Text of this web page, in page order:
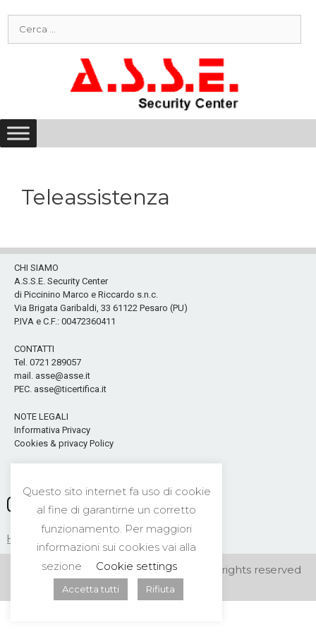
Teleassistenza
CHI SIAMO
A.S.S.E. Security Center
di Piccinino Marco e Riccardo s.n.c.
Via Brigata Garibaldi, 33 61122 Pesaro (PU)
P.IVA e C.F.: 00472360411
CONTATTI
Tel. 0721 289057
mail. asse@asse.it
PEC. asse@ticertifica.it
NOTE LEGALI
Informativa Privacy
Cookies & privacy Policy
HOME
©2026 A.S.S.E. Security Center s.n.c. All rights reserved
Questo sito internet fa uso di cookie
al fine di garantirne un corretto
funzionamento. Per maggiori
informazioni sui cookies vai alla
sezione
Cookie settings
Accetta tutti Rifiuta